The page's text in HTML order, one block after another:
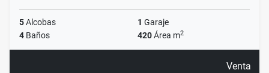
5Alcobas 1 Garaje
4 Baños 420Área m2
Venta